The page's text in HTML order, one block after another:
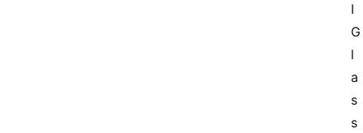
I
G
l
a
s
s